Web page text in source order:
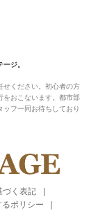
ジ。
せください。初心者の方
をおこないます。都市部
ッフ一同お待ちしており
づく表記
ポリシー